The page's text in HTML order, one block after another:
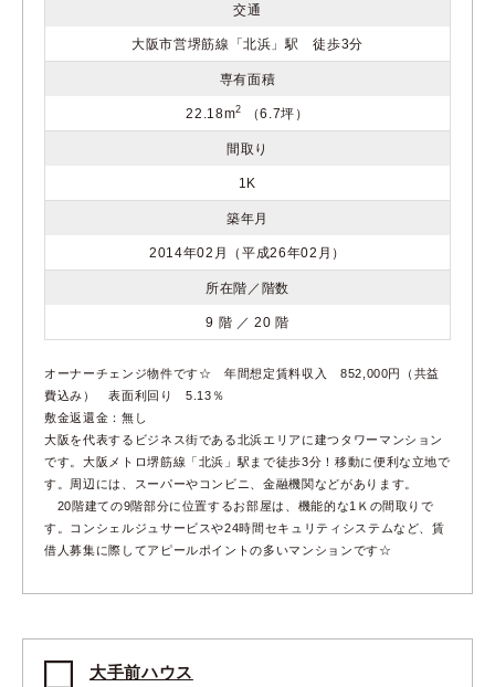
交通
大阪市営堺筋線「北浜」駅 徒歩3分
専有面積
22.18m2 （6.7坪）
間取り
1K
築年月
2014年02月（平成26年02月）
所在階／階数
9 階 ／ 20 階
オーナーチェンジ物件です☆ 年間想定賃料収入 852,000円（共益
費込み） 表面利回り 5.13％
敷金返還金：無し
大阪を代表するビジネス街である北浜エリアに建つタワーマンション
です。大阪メトロ堺筋線「北浜」駅まで徒歩3分！移動に便利な立地で
す。周辺には、スーパーやコンビニ、金融機関などがあります。
20階建ての9階部分に位置するお部屋は、機能的な1Ｋの間取りで
す。コンシェルジュサービスや24時間セキュリティシステムなど、賃
借人募集に際してアピールポイントの多いマンションです☆
大手前ハウス